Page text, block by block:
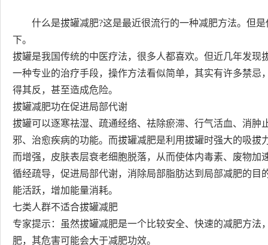
什么是拔罐减肥?这是最近很流行的一种减肥方法。但
下。
拔罐是我国传统的中医疗法，很多人都喜欢。但近几年发
一种专业的治疗手段，操作方法看似简单，其实有许多禁
得其反，甚至造成危险。
拔罐减肥功在促进局部代谢
拔罐可以逐寒祛湿、疏通经络、祛除瘀滞、行气活血、消
邪、治愈疾病的功能。而拔罐减肥是利用拔罐时强大的吸
而增强，皮肤表层衰老细胞脱落，从而使体内毒素、废物
循经疏导，促进局部代谢，消除局部脂肪达到局部减肥的
能活跃，增加能量消耗。
七类人群不适合拔罐减肥
专家提示：虽然拔罐减肥是一个比较安全、快速的减肥方
肥，其危害可能会大于减肥功效。